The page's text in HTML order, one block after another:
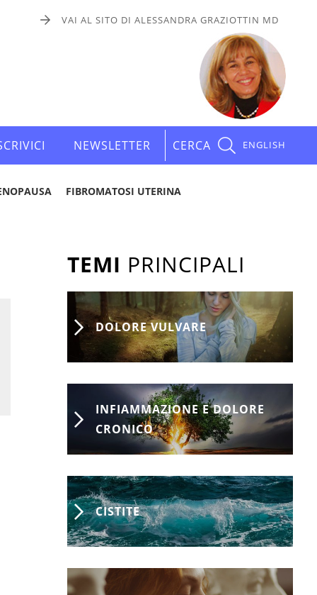
VAI AL SITO DI ALESSANDRA GRAZIOTTIN MD
NEWSLETTER CERCA ENGLISH
FIBROMATOSI UTERINA
TEMI PRINCIPALI
DOLORE VULVARE
INFIAMMAZIONE E DOLORE
CRONICO
CISTITE